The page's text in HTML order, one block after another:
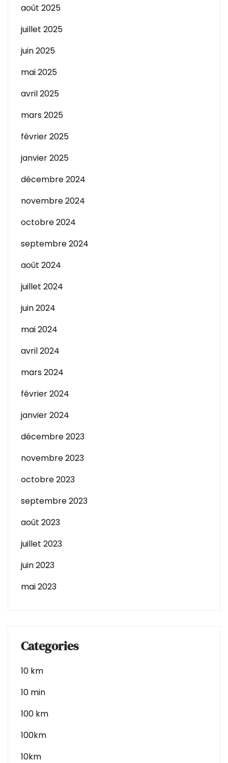
août 2025
juillet 2025
juin 2025
mai 2025
avril 2025
mars 2025
février 2025
janvier 2025
décembre 2024
novembre 2024
octobre 2024
septembre 2024
août 2024
juillet 2024
juin 2024
mai 2024
avril 2024
mars 2024
février 2024
janvier 2024
décembre 2023
novembre 2023
octobre 2023
septembre 2023
août 2023
juillet 2023
juin 2023
mai 2023
Categories
10 km
10 min
100 km
100km
10km